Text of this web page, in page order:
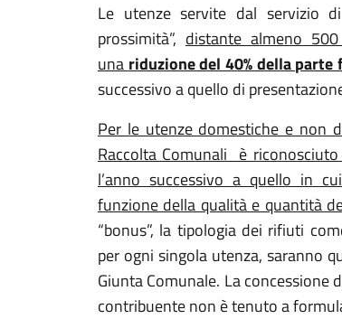
Le utenze servite dal servizio
prossimità”, distante almeno
una riduzione del 40% della
successivo a quello di
Per le utenze domestiche e non
Raccolta Comunali è
l’anno successivo a quello in
funzione della qualità e quantità
“bonus”, la tipologia dei rifiuti
per ogni singola utenza, saranno
Giunta Comunale. La concessione
contribuente non è tenuto a